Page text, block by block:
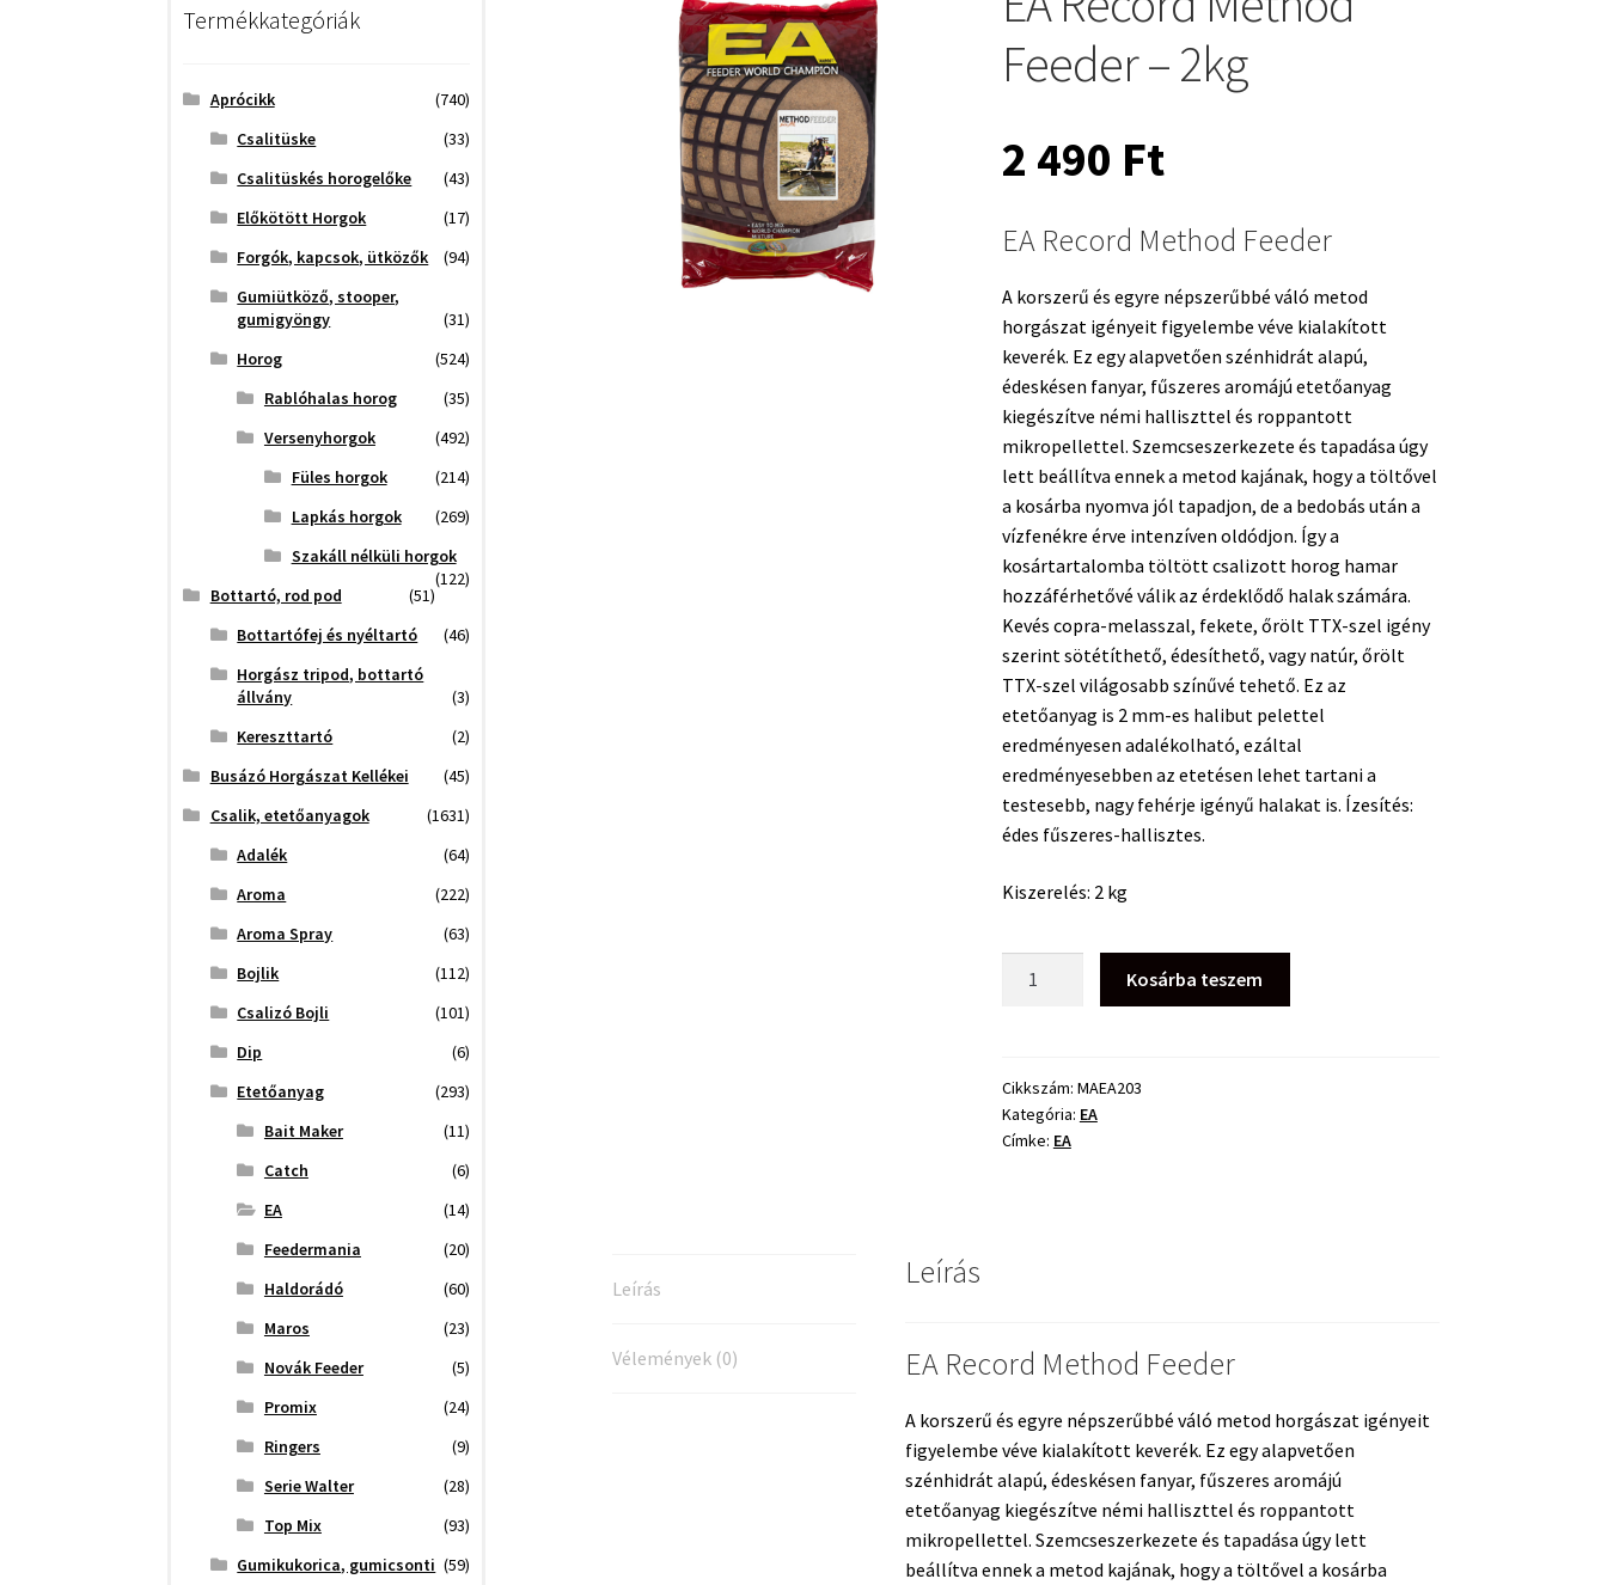
Feeder – 2kg
2 490 Ft
EA Record Method Feeder
A korszerű és egyre népszerűbbé váló metod
horgászat igényeit figyelembe véve kialakított
keverék. Ez egy alapvetően szénhidrát alapú,
édeskésen fanyar, fűszeres aromájú etetőanyag
kiegészítve némi halliszttel és roppantott
mikropellettel. Szemcseszerkezete és tapadása úgy
lett beállítva ennek a metod kajának, hogy a töltővel
a kosárba nyomva jól tapadjon, de a bedobás után a
vízfenékre érve intenzíven oldódjon. Így a
kosártartalomba töltött csalizott horog hamar
hozzáférhetővé válik az érdeklődő halak számára.
Kevés copra-melasszal, fekete, őrölt TTX-szel igény
szerint sötétíthető, édesíthető, vagy natúr, őrölt
TTX-szel világosabb színűvé tehető. Ez az
etetőanyag is 2 mm-es halibut pelettel
eredményesen adalékolható, ezáltal
eredményesebben az etetésen lehet tartani a
testesebb, nagy fehérje igényű halakat is. Ízesítés:
édes fűszeres-hallisztes.
Kiszerelés: 2 kg
–
2kg
mennyiség
Kosárba teszem
Cikkszám: MAEA203
Kategória: EA
Címke: EA
Leírás
Vélemények (0)
Leírás
EA Record Method Feeder
A korszerű és egyre népszerűbbé váló metod horgászat igényeit
figyelembe véve kialakított keverék. Ez egy alapvetően
szénhidrát alapú, édeskésen fanyar, fűszeres aromájú
etetőanyag kiegészítve némi halliszttel és roppantott
mikropellettel. Szemcseszerkezete és tapadása úgy lett
beállítva ennek a metod kajának, hogy a töltővel a kosárba
Termékkategóriák
Aprócikk
(740)
Csalitüske
(33)
Csalitüskés horogelőke
(43)
Előkötött Horgok
(17)
Forgók, kapcsok, ütközők
(94)
Gumiütköző, stooper,
gumigyöngy
(31)
Horog
(524)
Rablóhalas horog
(35)
Versenyhorgok
(492)
Füles horgok
(214)
Lapkás horgok
(269)
Szakáll nélküli horgok
(122)
Bottartó, rod pod
(51)
Bottartófej és nyéltartó
(46)
Horgász tripod, bottartó
állvány
(3)
Kereszttartó
(2)
Busázó Horgászat Kellékei
(45)
Csalik, etetőanyagok
(1631)
Adalék
(64)
Aroma
(222)
Aroma Spray
(63)
Bojlik
(112)
Csalizó Bojli
(101)
Dip
(6)
Etetőanyag
(293)
Bait Maker
(11)
Catch
(6)
EA
(14)
Feedermania
(20)
Haldorádó
(60)
Maros
(23)
Novák Feeder
(5)
Promix
(24)
Ringers
(9)
Serie Walter
(28)
Top Mix
(93)
Gumikukorica, gumicsonti (59)